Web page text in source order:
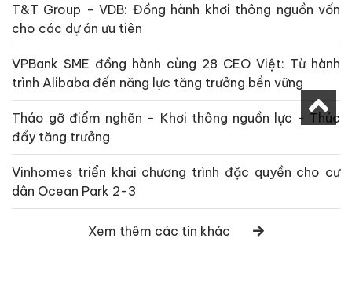
T&T Group - VDB: Đồng hành khơi thông nguồn vốn
cho các dự án ưu tiên
VPBank SME đồng hành cùng 28 CEO Việt: Từ hành
trình Alibaba đến năng lực tăng trưởng bền vững
Tháo gỡ điểm nghẽn - Khơi thông nguồn lực - Thúc
đẩy tăng trưởng
Vinhomes triển khai chương trình đặc quyền cho cư
dân Ocean Park 2-3
Xem thêm các tin khác